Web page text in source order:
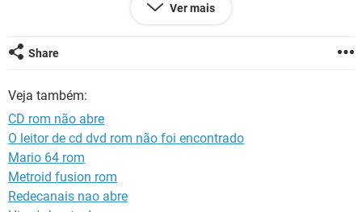
Ver mais
Share
Veja também:
CD rom não abre
O leitor de cd dvd rom não foi encontrado
Mario 64 rom
Metroid fusion rom
Redecanais nao abre